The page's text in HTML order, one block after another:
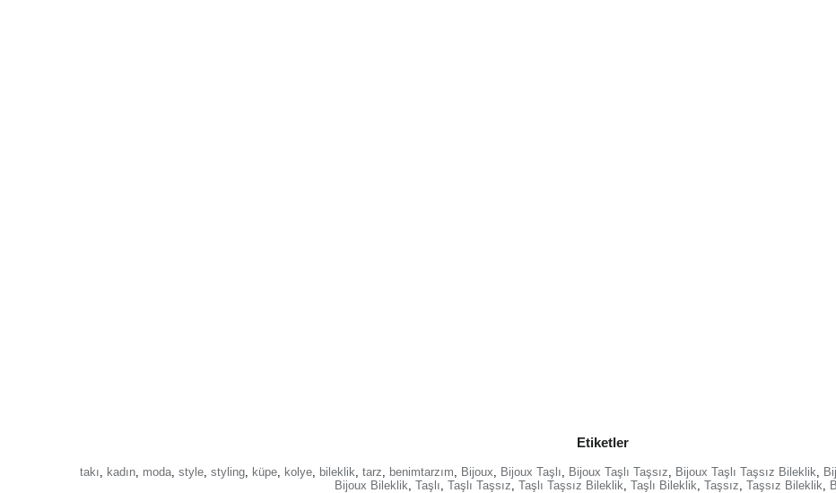
Etiketler
takı, kadın, moda, style, styling, küpe, kolye, bileklik, tarz, benimtarzım, Bijoux, Bijoux Taşlı, Bijoux Taşlı Taşsız, Bijoux Taşlı Taşsız Bileklik,
Bijoux Bileklik, Taşlı, Taşlı Taşsız, Taşlı Taşsız Bileklik, Taşlı Bileklik, Taşsız, Taşsız Bileklik,